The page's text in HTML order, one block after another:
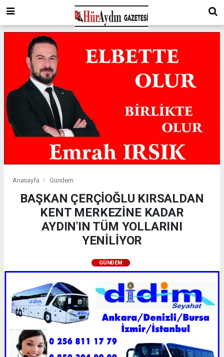
Anasayfa Gündem
BAŞKAN ÇERÇİOĞLU KIRSALDAN
KENT MERKEZİNE KADAR
AYDIN'IN TÜM YOLLARINI
YENİLİYOR
GÜNDEM